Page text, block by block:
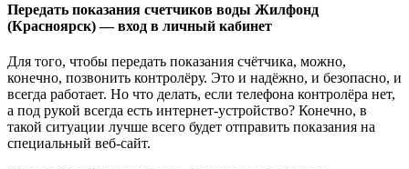
Передать показания счетчиков воды Жилфонд
(Красноярск) — вход в личный кабинет
Для того, чтобы передать показания счётчика, можно,
конечно, позвонить контролёру. Это и надёжно, и безопасно, и
всегда работает. Но что делать, если телефона контролёра нет,
а под рукой всегда есть интернет-устройство? Конечно, в
такой ситуации лучше всего будет отправить показания на
специальный веб-сайт.